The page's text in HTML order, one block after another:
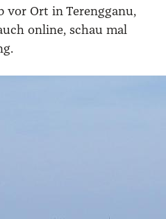
vor Ort in Tereng­ga­nu,
online, schau mal